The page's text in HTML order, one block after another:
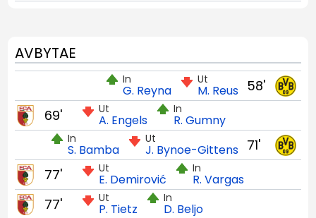
AVBYTAE
58'
Ut
M. Reus
In
G. Reyna
Ut
A. Engels
In
R. Gumny
69'
71'
Ut
J. Bynoe-Gittens
In
S. Bamba
Ut
E. Demirović
In
R. Vargas
77'
Ut
P. Tietz
In
D. Beljo
77'